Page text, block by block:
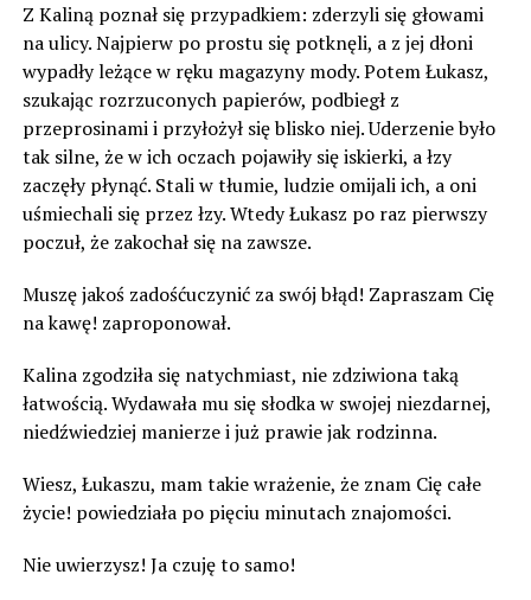
Z Kaliną poznał się przypadkiem: zderzyli się głowami
na ulicy. Najpierw po prostu się potknęli, a z jej dłoni
wypadły leżące w ręku magazyny mody. Potem Łukasz,
szukając rozrzuconych papierów, podbiegł z
przeprosinami i przyłożył się blisko niej. Uderzenie było
tak silne, że w ich oczach pojawiły się iskierki, a łzy
zaczęły płynąć. Stali w tłumie, ludzie omijali ich, a oni
uśmiechali się przez łzy. Wtedy Łukasz po raz pierwszy
poczuł, że zakochał się na zawsze.
Muszę jakoś zadośćuczynić za swój błąd! Zapraszam Cię
na kawę! zaproponował.
Kalina zgodziła się natychmiast, nie zdziwiona taką
łatwością. Wydawała mu się słodka w swojej niezdarnej,
niedźwiedziej manierze i już prawie jak rodzinna.
Wiesz, Łukaszu, mam takie wrażenie, że znam Cię całe
życie! powiedziała po pięciu minutach znajomości.
Nie uwierzysz! Ja czuję to samo!